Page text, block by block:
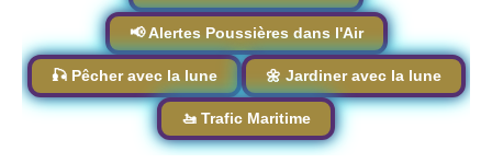
📢 Alertes Poussières dans l'Air
🎣 Pêcher avec la lune 🌼 Jardiner avec la lune
🚤 Trafic Maritime